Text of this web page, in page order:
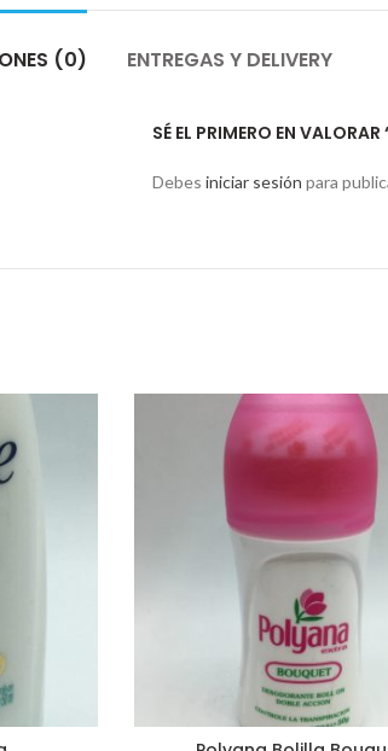
(0) ENTREGAS Y DELIVERY
SÉ EL PRIMERO EN
Debes iniciar sesión para